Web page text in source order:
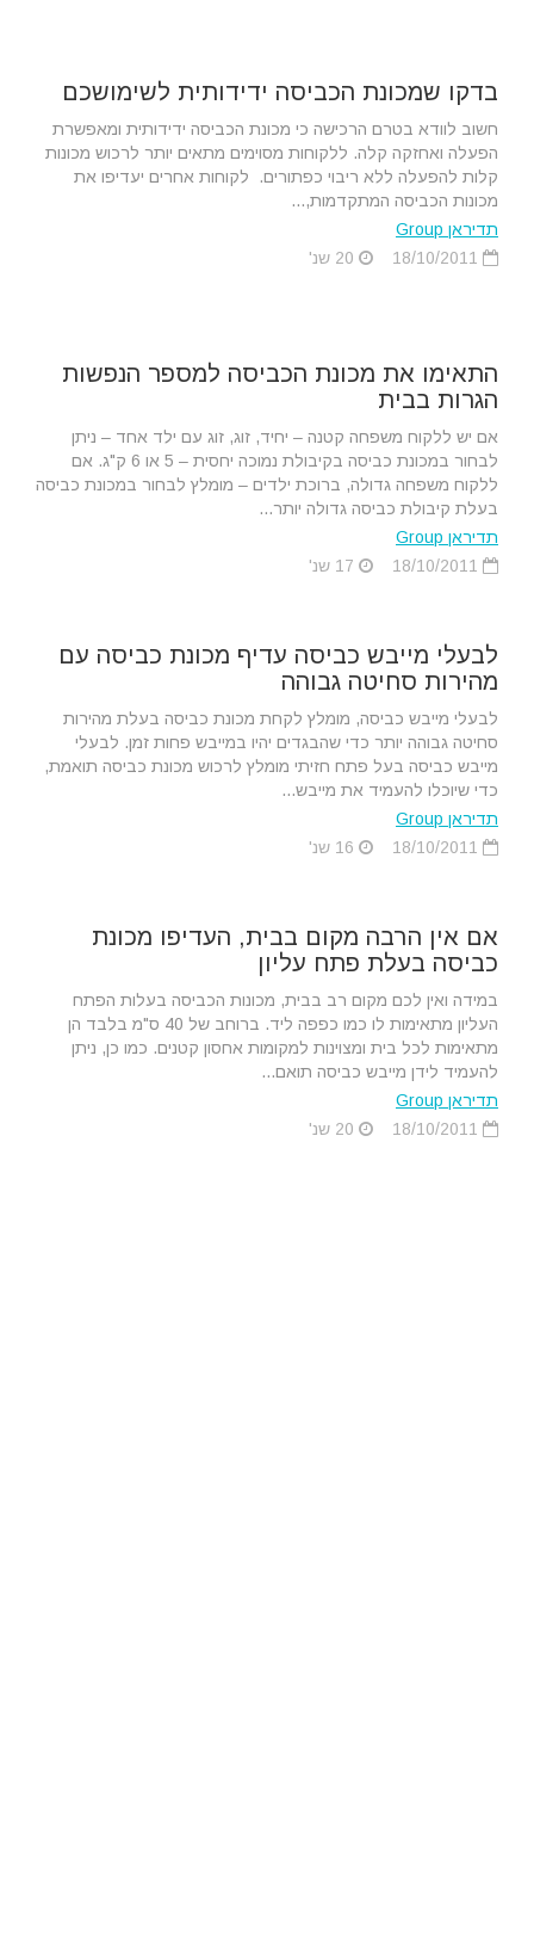
בדקו שמכונת הכביסה ידידותית לשימושכם
חשוב לוודא בטרם הרכישה כי מכונת הכביסה ידידותית ומאפשרת
הפעלה ואחזקה קלה. ללקוחות מסוימים מתאים יותר לרכוש מכונות
קלות להפעלה ללא ריבוי כפתורים. לקוחות אחרים יעדיפו את
מכונות הכביסה המתקדמות,...
תדיראן Group
התאימו את מכונת הכביסה למספר הנפשות
הגרות בבית
אם יש ללקוח משפחה קטנה – יחיד, זוג, זוג עם ילד אחד – ניתן
לבחור במכונת כביסה בקיבולת נמוכה יחסית – 5 או 6 ק"ג. אם
ללקוח משפחה גדולה, ברוכת ילדים – מומלץ לבחור במכונת כביסה
בעלת קיבולת כביסה גדולה יותר...
תדיראן Group
לבעלי מייבש כביסה עדיף מכונת כביסה עם
מהירות סחיטה גבוהה
לבעלי מייבש כביסה, מומלץ לקחת מכונת כביסה בעלת מהירות
סחיטה גבוהה יותר כדי שהבגדים יהיו במייבש פחות זמן. לבעלי
מייבש כביסה בעל פתח חזיתי מומלץ לרכוש מכונת כביסה תואמת,
כדי שיוכלו להעמיד את מייבש...
תדיראן Group
אם אין הרבה מקום בבית, העדיפו מכונת
כביסה בעלת פתח עליון
במידה ואין לכם מקום רב בבית, מכונות הכביסה בעלות הפתח
העליון מתאימות לו כמו כפפה ליד. ברוחב של 40 ס"מ בלבד הן
מתאימות לכל בית ומצוינות למקומות אחסון קטנים. כמו כן, ניתן
להעמיד לידן מייבש כביסה תואם...
תדיראן Group